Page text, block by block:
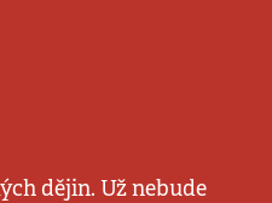
dějin. Už nebude